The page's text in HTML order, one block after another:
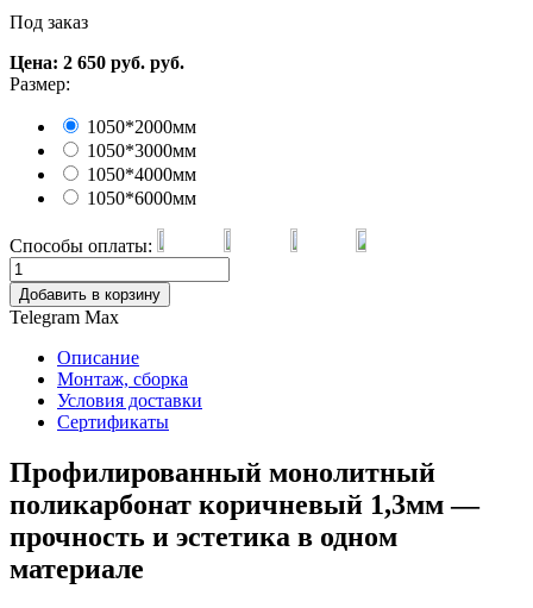
Под заказ
Цена: 2 650 руб. руб.
Размер:
1050*2000мм
1050*3000мм
1050*4000мм
1050*6000мм
Способы оплаты:
Добавить в корзину
Telegram Max
Описание
Монтаж, сборка
Условия доставки
Сертификаты
Профилированный монолитный
поликарбонат коричневый 1,3мм —
прочность и эстетика в одном
материале